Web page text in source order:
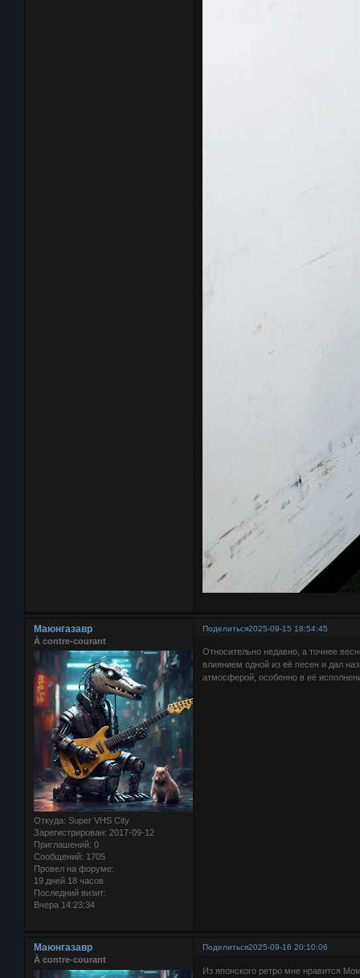
Поделиться2025-09-15 18:54:45
Маюнгазавр
À contre-courant
Откуда: Super VHS City
Зарегистрирован: 2017-09-12
Приглашений: 0
Сообщений: 1705
Провел на форуме:
19 дней 18 часов
Последний визит:
Вчера 14:23:34
Относительно недавно, а точнее
влиянием одной из её песен и дал
атмосферой, особенно в её
Поделиться2025-09-16 20:10:06
Маюнгазавр
À contre-courant
Из японского ретро мне нравится